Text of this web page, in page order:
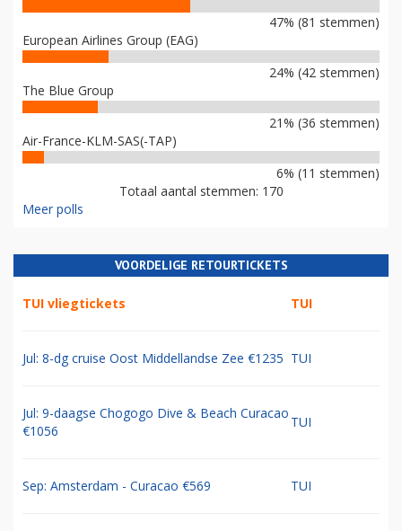
47% (81 stemmen)
European Airlines Group (EAG)
24% (42 stemmen)
The Blue Group
21% (36 stemmen)
Air-France-KLM-SAS(-TAP)
6% (11 stemmen)
Totaal aantal stemmen: 170
Meer polls
VOORDELIGE RETOURTICKETS
TUI vliegtickets TUI
Jul: 8-dg cruise Oost Middellandse Zee €1235 TUI
Jul: 9-daagse Chogogo Dive & Beach Curacao
€1056
TUI
Sep: Amsterdam - Curacao €569 TUI